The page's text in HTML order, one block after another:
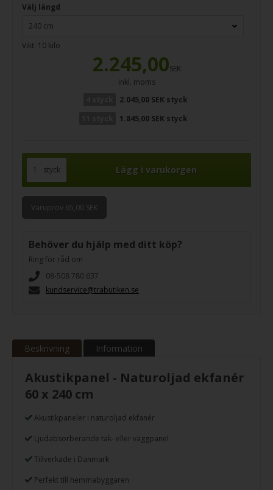
Välj längd
Vikt: 10 kilo
2.245,00SEK
inkl. moms
2.045,00 SEK styck
1.845,00 SEK styck
styck
Varuprov 65,00 SEK
Behöver du hjälp med ditt köp?
Ring för råd om
08-508 780 637
kundservice@trabutiken.se
Beskrivning Information
Akustikpanel - Naturoljad ekfanér
60 x 240 cm
Akustikpaneler i naturoljad ekfanér
Ljudabsorberande tak- eller väggpanel
Tillverkade i Danmark
Perfekt till hemmabyggaren